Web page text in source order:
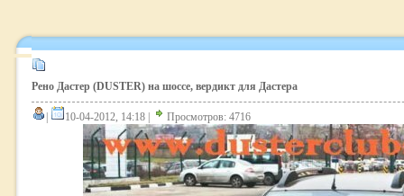
Рено Дастер (DUSTER) на шоссе, вердикт для Дастера
10-04-2012, 14:18 | Просмотров: 4716